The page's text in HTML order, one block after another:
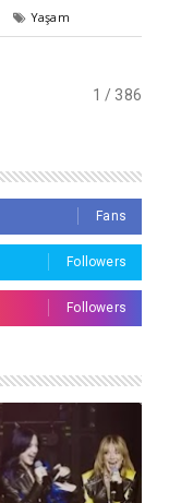
Yaşam
1 / 386
Fans
Followers
Followers